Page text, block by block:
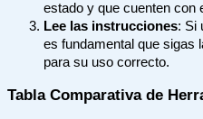
estado y que cuenten con
Lee las instrucciones: Si
es fundamental que sigas
para su uso correcto.
Tabla Comparativa de